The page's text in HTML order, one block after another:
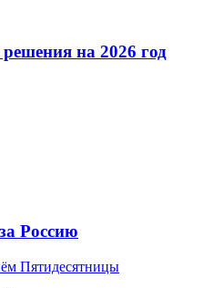
на 2026 год
Россию